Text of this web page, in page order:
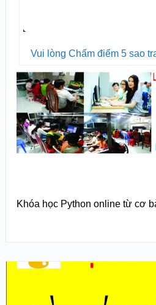
Vui lòng Chấm điểm 5 sao
Khóa học Python online từ cơ